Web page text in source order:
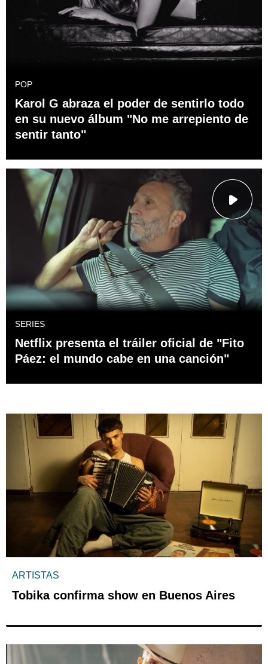
POP
Karol G abraza el poder de sentirlo todo
en su nuevo álbum "No me arrepiento de
sentir tanto"
SERIES
Netflix presenta el tráiler oficial de "Fito
Páez: el mundo cabe en una canción"
ARTISTAS
Tobika confirma show en Buenos Aires